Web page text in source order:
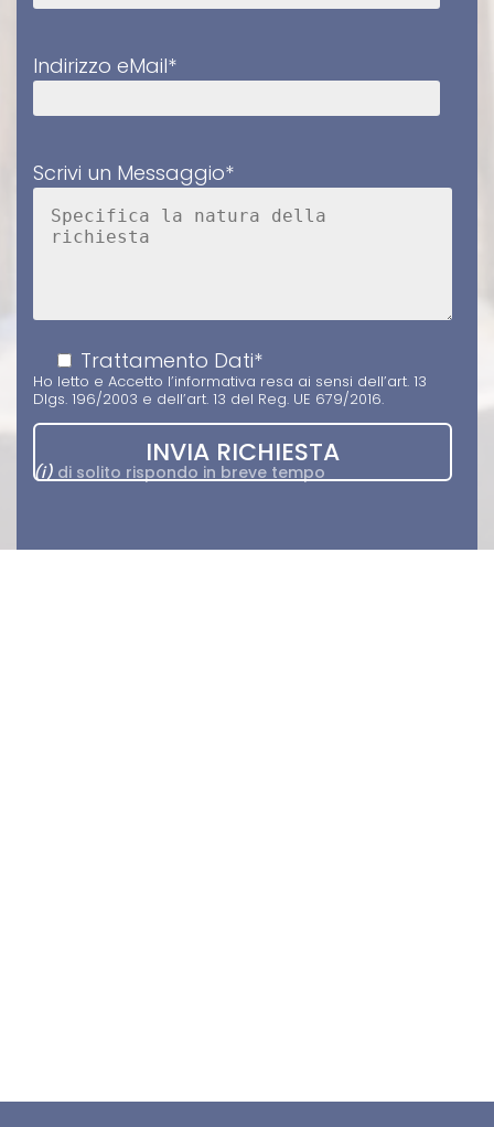
Indirizzo eMail*
Scrivi un Messaggio*
Trattamento Dati*
Ho letto e Accetto l’informativa resa ai sensi dell’art. 13
Dlgs. 196/2003 e dell’art. 13 del Reg. UE 679/2016.
(i) di solito rispondo in breve tempo